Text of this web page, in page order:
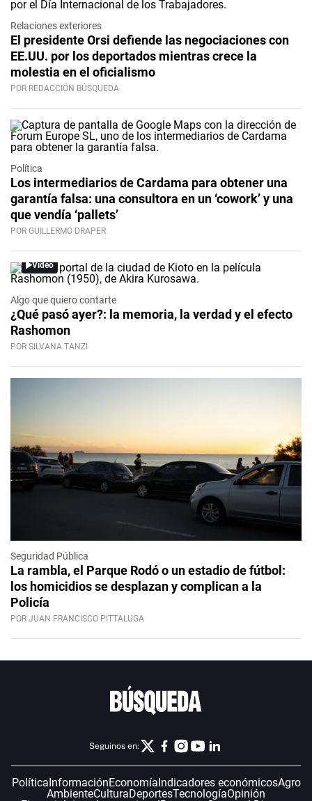
Relaciones exteriores
El presidente Orsi defiende las negociaciones con
EE.UU. por los deportados mientras crece la
molestia en el oficialismo
POR REDACCIÓN BÚSQUEDA
Política
Los intermediarios de Cardama para obtener una
garantía falsa: una consultora en un ‘cowork’ y una
que vendía ‘pallets’
POR GUILLERMO DRAPER
Video
Algo que quiero contarte
¿Qué pasó ayer?: la memoria, la verdad y el efecto
Rashomon
POR SILVANA TANZI
Seguridad Pública
La rambla, el Parque Rodó o un estadio de fútbol:
los homicidios se desplazan y complican a la
Policía
POR JUAN FRANCISCO PITTALUGA
Seguinos en:
PolíticaInformaciónEconomíaIndicadores económicosAgro
AmbienteCulturaDeportesTecnologíaOpinión